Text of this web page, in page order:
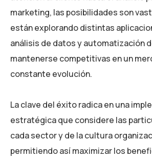
marketing, las posibilidades son
están explorando distintas
análisis de datos y automatización
mantenerse competitivas en un
constante evolución.
La clave del éxito radica en una
estratégica que considere las
cada sector y de la cultura
permitiendo así maximizar los